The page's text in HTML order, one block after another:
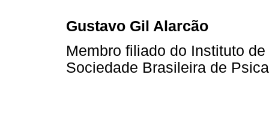
Gustavo Gil Alarcão
Membro filiado do Instituto
Sociedade Brasileira de